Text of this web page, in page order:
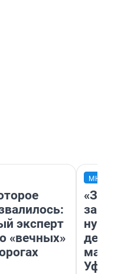
эксперт
«вечных»
дела
Уфа